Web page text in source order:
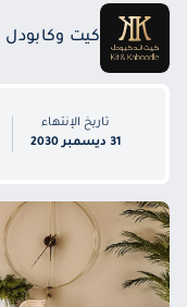
كيت وكابودل
تاريخ الإنتهاء
31 ديسمبر 2030